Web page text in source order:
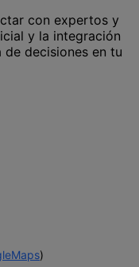
con expertos y
y la integración
decisiones en tu
)